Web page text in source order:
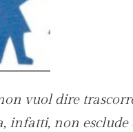
vuol dire
infatti, non esclude